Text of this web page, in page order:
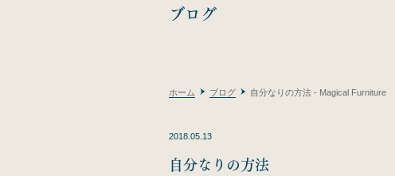
ブログ
ホーム ブログ 自分なりの方法 - Magical Furniture
2018.05.13
自分なりの方法